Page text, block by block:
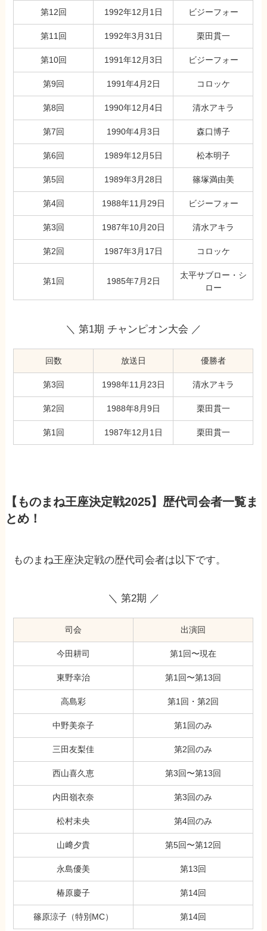
第12回 1992年12月1日 ビジーフォー
第11回 1992年3月31日 栗田貫一
第10回 1991年12月3日 ビジーフォー
第9回 1991年4月2日 コロッケ
第8回 1990年12月4日 清水アキラ
第7回 1990年4月3日 森口博子
第6回 1989年12月5日 松本明子
第5回 1989年3月28日 篠塚満由美
第4回 1988年11月29日 ビジーフォー
第3回 1987年10月20日 清水アキラ
第2回 1987年3月17日 コロッケ
第1回 1985年7月2日
太平サブロー・シ
ロー
＼ 第1期 チャンピオン大会 ／
回数 放送日 優勝者
第3回 1998年11月23日 清水アキラ
第2回 1988年8月9日 栗田貫一
第1回 1987年12月1日 栗田貫一
【ものまね王座決定戦2025】歴代司会者一覧ま
とめ！
ものまね王座決定戦の歴代司会者は以下です。
＼ 第2期 ／
司会 出演回
今田耕司 第1回〜現在
東野幸治 第1回〜第13回
高島彩 第1回・第2回
中野美奈子 第1回のみ
三田友梨佳 第2回のみ
西山喜久恵 第3回〜第13回
内田嶺衣奈 第3回のみ
松村未央 第4回のみ
山﨑夕貴 第5回〜第12回
永島優美 第13回
椿原慶子 第14回
篠原涼子（特別MC） 第14回